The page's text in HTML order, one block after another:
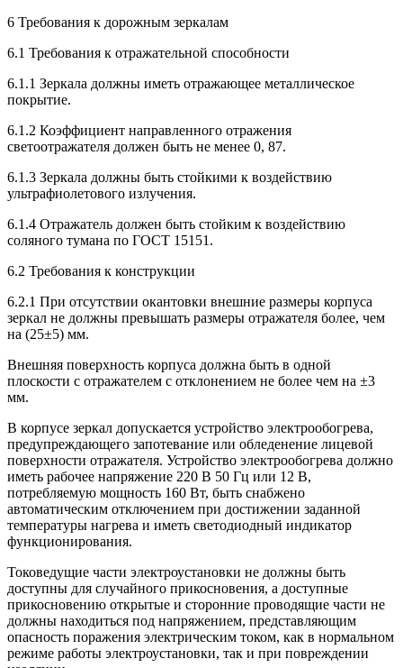
6 Требования к дорожным зеркалам
6.1 Требования к отражательной способности
6.1.1 Зеркала должны иметь отражающее металлическое
покрытие.
6.1.2 Коэффициент направленного отражения
светоотражателя должен быть не менее 0, 87.
6.1.3 Зеркала должны быть стойкими к воздействию
ультрафиолетового излучения.
6.1.4 Отражатель должен быть стойким к воздействию
соляного тумана по ГОСТ 15151.
6.2 Требования к конструкции
6.2.1 При отсутствии окантовки внешние размеры корпуса
зеркал не должны превышать размеры отражателя более, чем
на (25±5) мм.
Внешняя поверхность корпуса должна быть в одной
плоскости с отражателем с отклонением не более чем на ±3
мм.
В корпусе зеркал допускается устройство электрообогрева,
предупреждающего запотевание или обледенение лицевой
поверхности отражателя. Устройство электрообогрева должно
иметь рабочее напряжение 220 В 50 Гц или 12 В,
потребляемую мощность 160 Вт, быть снабжено
автоматическим отключением при достижении заданной
температуры нагрева и иметь светодиодный индикатор
функционирования.
Токоведущие части электроустановки не должны быть
доступны для случайного прикосновения, а доступные
прикосновению открытые и сторонние проводящие части не
должны находиться под напряжением, представляющим
опасность поражения электрическим током, как в нормальном
режиме работы электроустановки, так и при повреждении